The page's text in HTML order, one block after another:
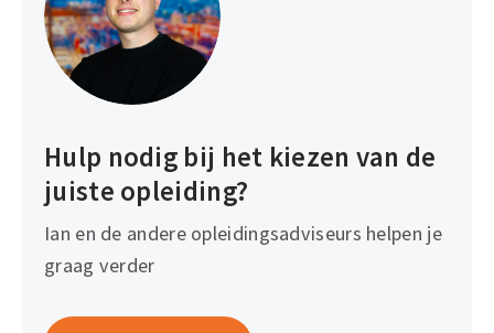
hoeven geen lesstof voor te bereiden.
Hulp nodig bij het kiezen van de
juiste opleiding?
Ian en de andere opleidingsadviseurs helpen je
graag verder